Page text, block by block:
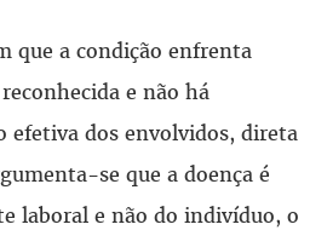
que a condição enfrenta
e não há
efetiva dos envolvidos, direta
se que a doença é
laboral e não do indivíduo, o